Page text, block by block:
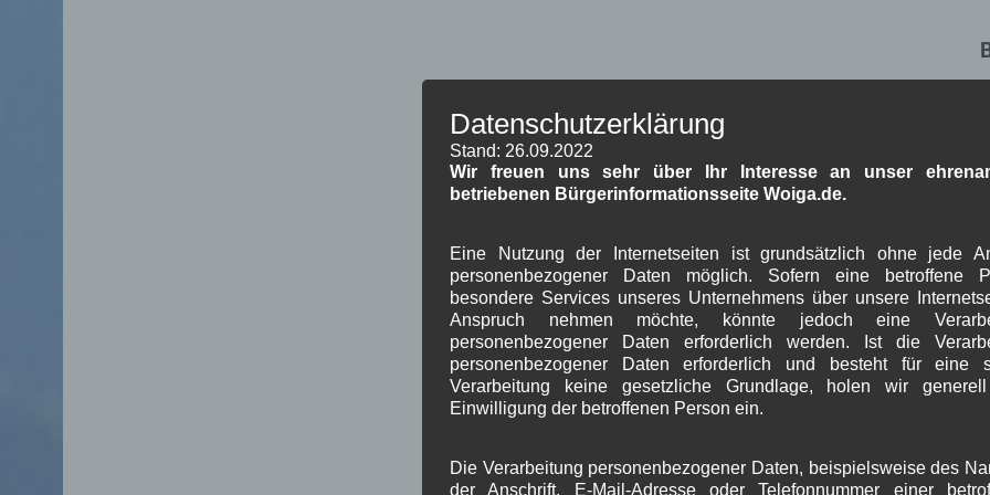
Datenschutzerklärung
Stand: 26.09.2022
Wir freuen uns sehr über Ihr Interesse an unser
betriebenen Bürgerinformationsseite Woiga.de.
Eine Nutzung der Internetseiten ist grundsätzlich ohne jede
personenbezogener Daten möglich. Sofern eine betroffene
besondere Services unseres Unternehmens über unsere
Anspruch nehmen möchte, könnte jedoch eine
personenbezogener Daten erforderlich werden. Ist die
personenbezogener Daten erforderlich und besteht für eine
Verarbeitung keine gesetzliche Grundlage, holen wir
Einwilligung der betroffenen Person ein.
Die Verarbeitung personenbezogener Daten, beispielsweise des
der Anschrift, E-Mail-Adresse oder Telefonnummer einer